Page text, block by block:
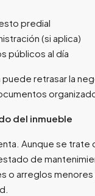
predial
(si aplica)
públicos al día
retrasar la
del inmueble
Aunque se
de
o arreglos